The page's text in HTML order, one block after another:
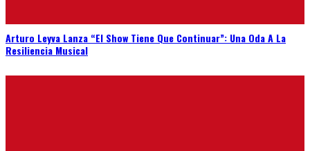
Arturo Leyva Lanza “El Show Tiene Que Continuar”: Una Oda A La
Resiliencia Musical